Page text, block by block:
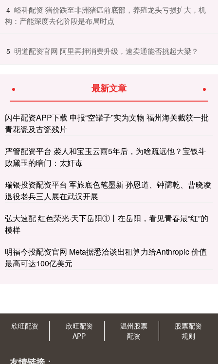
4 ​峪科配资 猪价跌至非洲猪瘟前底部，养殖龙头亏损扩大，机
构：产能深度去化阶段是布局时点
5 ​明道配资官网 阿里再押消费升级，速卖通能否挑起大梁？
最新文章
闪牛配资APP下载 申报“空罐子”实为文物 福州海关截获一批
青花瓷及古瓷残片
严管配资平台 袭人和宝玉云雨5年后，为啥疏远他？宝钗斗
败黛玉的暗门：太奸毒
瑞银投资配资平台 军旅底色笔墨新 孙恩道、钟孺乾、曹晓凌
退役老兵三人展在武汉开展
弘大速配 红色荣光·天下岳阳①丨在岳阳，看见青春最“红”的
模样
明福今投配资官网 Meta据悉洽谈出租算力给Anthropic 价值
最高可达100亿美元
欣旺配资
欣旺配资
APP
温州股票
配资
股票配资
规则